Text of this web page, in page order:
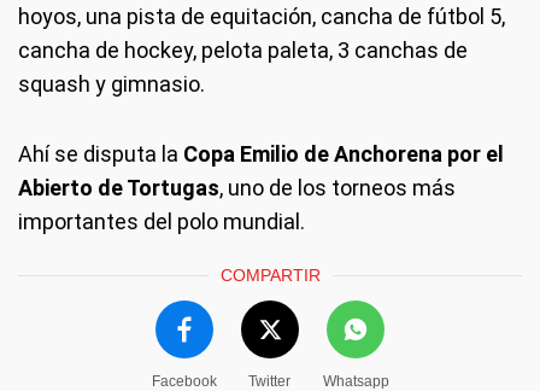
hoyos, una pista de equitación, cancha de fútbol 5,
cancha de hockey, pelota paleta, 3 canchas de
squash y gimnasio.
Ahí se disputa la Copa Emilio de Anchorena por el
Abierto de Tortugas, uno de los torneos más
importantes del polo mundial.
COMPARTIR
Facebook Twitter Whatsapp